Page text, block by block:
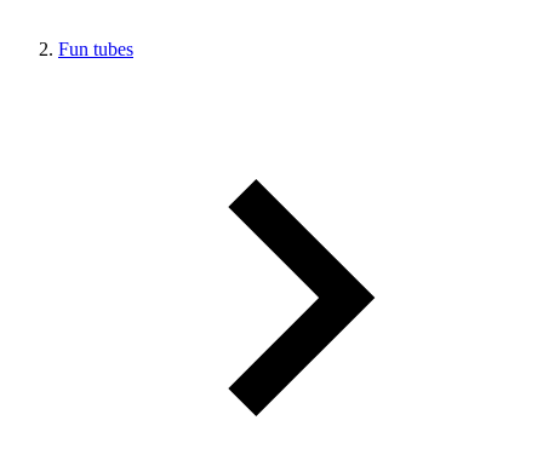
Fun tubes